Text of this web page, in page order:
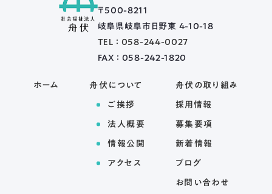
〒500-8211
岐阜県岐阜市日野東 4-10-18
TEL ： 058-244-0027
FAX ： 058-242-1820
ホーム 舟伏について
ご挨拶
法人概要
情報公開
アクセス
舟伏の取り組み
採用情報
募集要項
新着情報
ブログ
お問い合わせ